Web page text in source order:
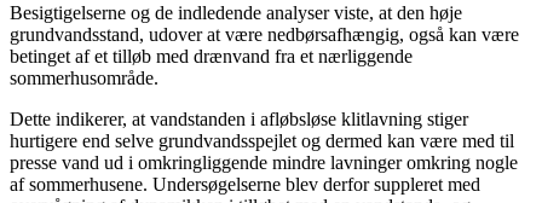
Besigtigelserne og de indledende analyser viste, at den høje
grundvandsstand, udover at være nedbørsafhængig, også kan være
betinget af et tilløb med drænvand fra et nærliggende
sommerhusområde.
Dette indikerer, at vandstanden i afløbsløse klitlavning stiger
hurtigere end selve grundvandsspejlet og dermed kan være med til
presse vand ud i omkringliggende mindre lavninger omkring nogle
af sommerhusene. Undersøgelserne blev derfor suppleret med